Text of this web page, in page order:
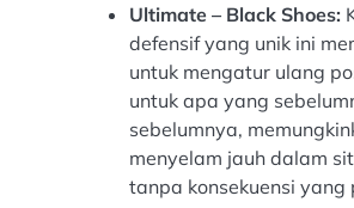
Ultimate – Black Shoes:
defensif yang unik ini
untuk mengatur ulang
untuk apa yang
sebelumnya,
menyelam jauh dalam
tanpa konsekuensi yang